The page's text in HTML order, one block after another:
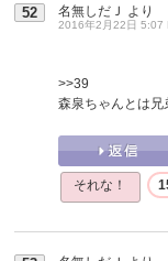
52 名無しだＪ より
2016年2月22日 5:07
>>39
森泉ちゃんとは兄
それな！